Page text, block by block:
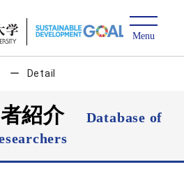
Detail
者紹介
Database of